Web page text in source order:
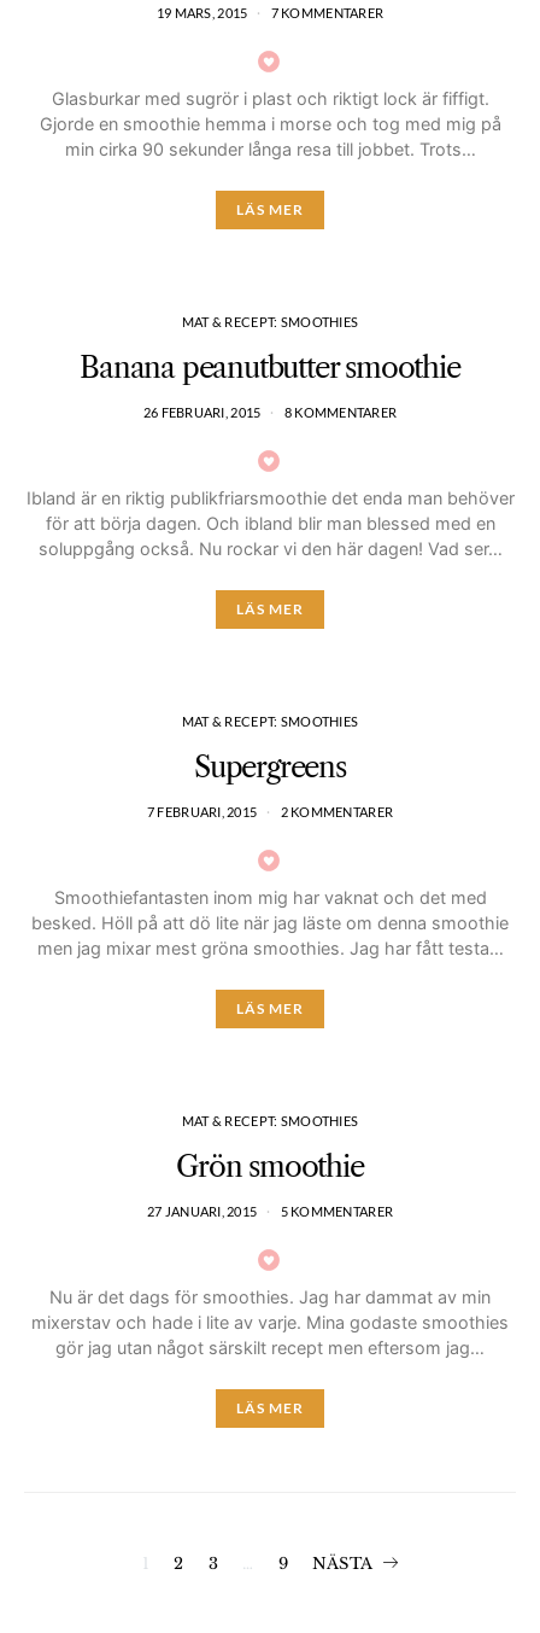
19 MARS, 2015 7 KOMMENTARER
Glasburkar med sugrör i plast och riktigt lock är fiffigt.
Gjorde en smoothie hemma i morse och tog med mig på
min cirka 90 sekunder långa resa till jobbet. Trots…
LÄS MER
MAT & RECEPT: SMOOTHIES
Banana peanutbutter smoothie
26 FEBRUARI, 2015 8 KOMMENTARER
Ibland är en riktig publikfriarsmoothie det enda man behöver
för att börja dagen. Och ibland blir man blessed med en
soluppgång också. Nu rockar vi den här dagen! Vad ser…
LÄS MER
MAT & RECEPT: SMOOTHIES
Supergreens
7 FEBRUARI, 2015 2 KOMMENTARER
Smoothiefantasten inom mig har vaknat och det med
besked. Höll på att dö lite när jag läste om denna smoothie
men jag mixar mest gröna smoothies. Jag har fått testa…
LÄS MER
MAT & RECEPT: SMOOTHIES
Grön smoothie
27 JANUARI, 2015 5 KOMMENTARER
Nu är det dags för smoothies. Jag har dammat av min
mixerstav och hade i lite av varje. Mina godaste smoothies
gör jag utan något särskilt recept men eftersom jag…
LÄS MER
1 2 3 … 9 NÄSTA